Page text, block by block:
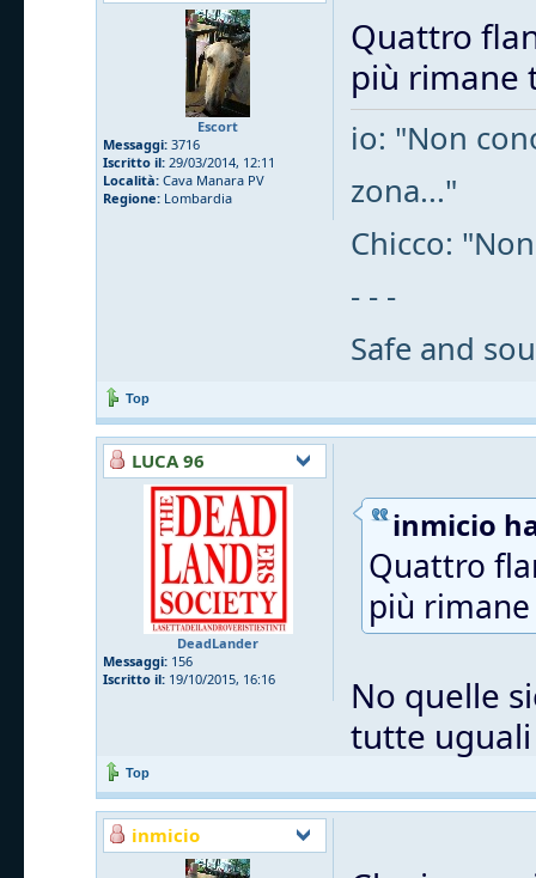
Escort
Messaggi: 3716
Iscritto il: 29/03/2014, 12:11
Località: Cava Manara PV
Regione: Lombardia
Quattro
più rimane
io: "Non
zona..."
Chicco:
- - -
Safe and
Top
LUCA 96
DeadLander
Messaggi: 156
Iscritto il: 19/10/2015, 16:16
inmicio
Quattro
più
No quelle
tutte uguali
Top
inmicio